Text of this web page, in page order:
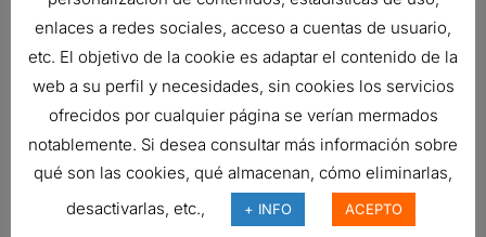
SEPARADOR AIRE-ACEITE
293,15
enlaces a redes sociales, acceso a cuentas de usuario,
etc. El objetivo de la cookie es adaptar el contenido de la
web a su perfil y necesidades, sin cookies los servicios
ofrecidos por cualquier página se verían mermados
notablemente. Si desea consultar más información sobre
qué son las cookies, qué almacenan, cómo eliminarlas,
desactivarlas, etc.,
+ INFO ACEPTO